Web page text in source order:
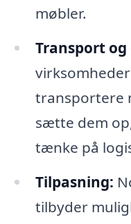
møbler.
Transport
transportere
sætte dem
tænke på
Tilpasning:
tilbyder